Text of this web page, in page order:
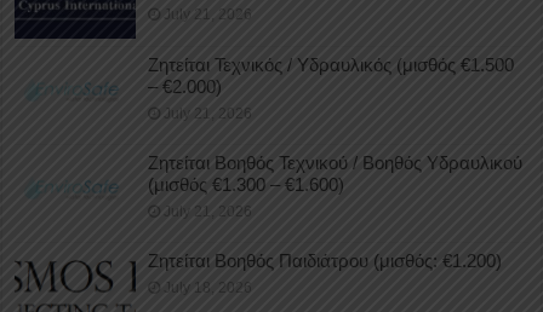
July 21, 2026
Ζητείται Τεχνικός / Υδραυλικός (μισθός €1.500
– €2.000)
July 21, 2026
Ζητείται Βοηθός Τεχνικού / Βοηθός Υδραυλικού
(μισθός €1.300 – €1.600)
July 21, 2026
Ζητείται Βοηθός Παιδιάτρου (μισθός: €1.200)
July 18, 2026